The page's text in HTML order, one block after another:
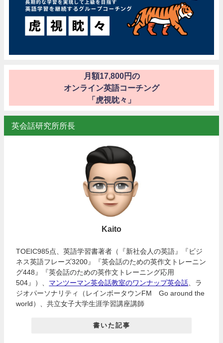
月額17,800円の
オンライン英語コーチング
「虎視眈々」
英会話研究所所長
Kaito
TOEIC985点、英語学習書著者（『新社会人の英語』『ビジ
ネス英語フレーズ3200』『英会話のための英作文トレーニン
グ448』『英会話のための英作文トレーニング応用
504』）、 マンツーマン英会話教室のワンナップ英会話 、ラ
ジオパーソナリティ（レインボータウンFM Go around the
world）、共立女子大学生涯学習講座講師
書いた記事